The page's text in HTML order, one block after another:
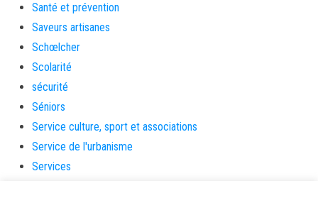
Santé et prévention
Saveurs artisanes
Schœlcher
Scolarité
sécurité
Séniors
Service culture, sport et associations
Service de l'urbanisme
Services